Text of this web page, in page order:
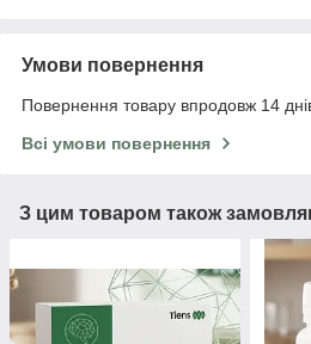
Умови повернення
Повернення товару впродовж 14
Всі умови повернення
З цим товаром також